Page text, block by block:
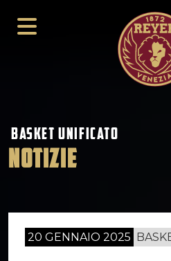
BASKET UNIFICATO
NOTIZIE
20 GENNAIO 2025